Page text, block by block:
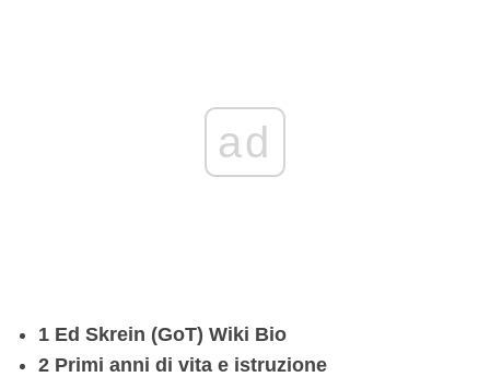
ad
1 Ed Skrein (GoT) Wiki Bio
2 Primi anni di vita e istruzione